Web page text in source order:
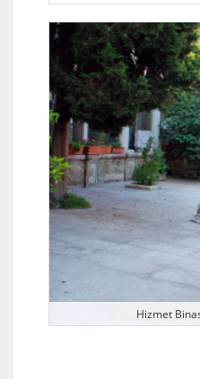
Hizmet